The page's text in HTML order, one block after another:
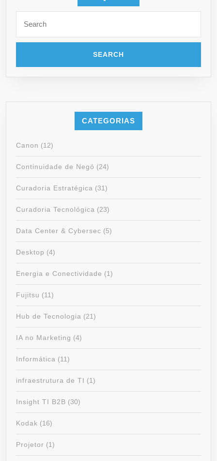
CATEGORIAS
Canon (12)
Continuidade de Negó (24)
Curadoria Estratégica (31)
Curadoria Tecnológica (23)
Data Center & Cybersec (5)
Desktop (4)
Energia e Conectividade (1)
Fujitsu (11)
Hub de Tecnologia (21)
IA no Marketing (4)
Informática (11)
infraestrutura de TI (1)
Insight TI B2B (30)
Kodak (16)
Projetor (1)